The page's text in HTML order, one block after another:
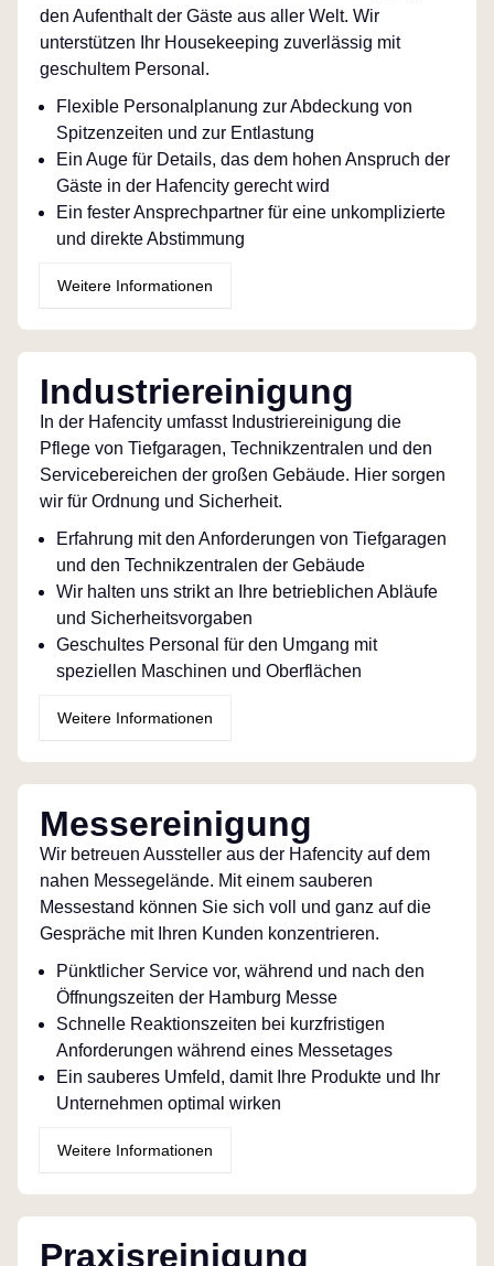
den Aufenthalt der Gäste aus aller Welt. Wir
unterstützen Ihr Housekeeping zuverlässig mit
geschultem Personal.
Flexible Personalplanung zur Abdeckung von
Spitzenzeiten und zur Entlastung
Ein Auge für Details, das dem hohen Anspruch der
Gäste in der Hafencity gerecht wird
Ein fester Ansprechpartner für eine unkomplizierte
und direkte Abstimmung
Weitere Informationen
Industriereinigung
In der Hafencity umfasst Industriereinigung die
Pflege von Tiefgaragen, Technikzentralen und den
Servicebereichen der großen Gebäude. Hier sorgen
wir für Ordnung und Sicherheit.
Erfahrung mit den Anforderungen von Tiefgaragen
und den Technikzentralen der Gebäude
Wir halten uns strikt an Ihre betrieblichen Abläufe
und Sicherheitsvorgaben
Geschultes Personal für den Umgang mit
speziellen Maschinen und Oberflächen
Weitere Informationen
Messereinigung
Wir betreuen Aussteller aus der Hafencity auf dem
nahen Messegelände. Mit einem sauberen
Messestand können Sie sich voll und ganz auf die
Gespräche mit Ihren Kunden konzentrieren.
Pünktlicher Service vor, während und nach den
Öffnungszeiten der Hamburg Messe
Schnelle Reaktionszeiten bei kurzfristigen
Anforderungen während eines Messetages
Ein sauberes Umfeld, damit Ihre Produkte und Ihr
Unternehmen optimal wirken
Weitere Informationen
Praxisreinigung